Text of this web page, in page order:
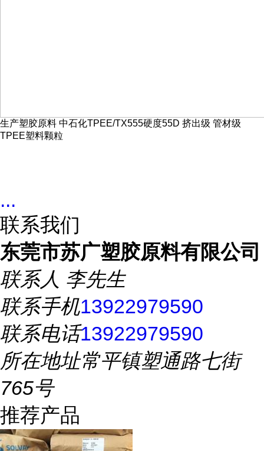
生产塑胶原料 中石化TPEE/TX555硬度55D 挤出级 管材级
TPEE塑料颗粒
...
联系我们
东莞市苏广塑胶原料有限公司
联系人 李先生
联系手机13922979590
联系电话13922979590
所在地址常平镇塑通路七街
765号
推荐产品